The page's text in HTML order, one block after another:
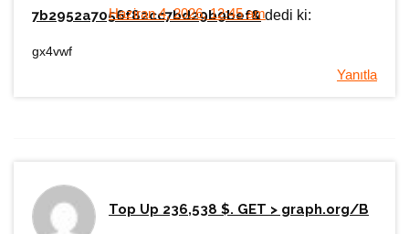
7b2952a7056f82cc7bd29b9bef& dedi ki:
Haziran 4, 2026, 12:45 am
gx4vwf
Yanıtla
Top Up 236,538 $. GET > graph.org/B